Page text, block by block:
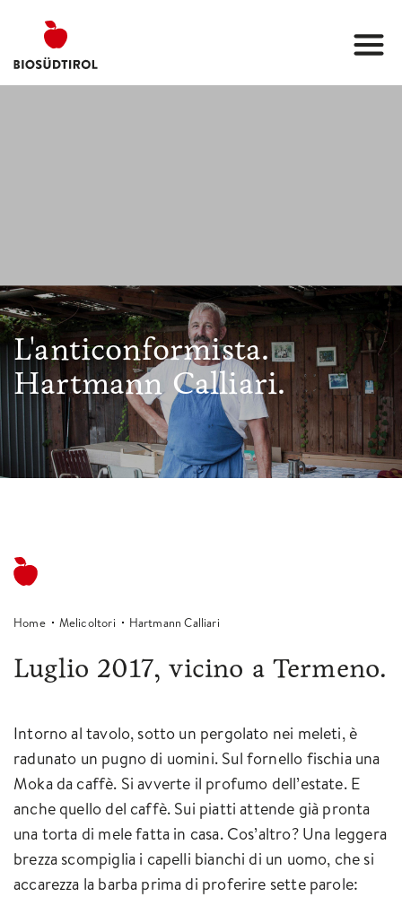
L'anticonformista.
Hartmann Calliari.
Home Melicoltori Hartmann Calliari
Luglio 2017, vicino a Termeno.
Intorno al tavolo, sotto un pergolato nei meleti, è
radunato un pugno di uomini. Sul fornello fischia una
Moka da caffè. Si avverte il profumo dell’estate. E
anche quello del caffè. Sui piatti attende già pronta
una torta di mele fatta in casa. Cos’altro? Una leggera
brezza scompiglia i capelli bianchi di un uomo, che si
accarezza la barba prima di proferire sette parole: